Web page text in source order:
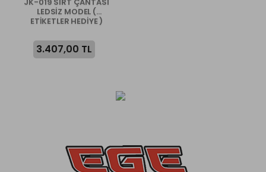
LEDSİZ MODEL (
ETİKETLER HEDİYE )
3.407,00 TL